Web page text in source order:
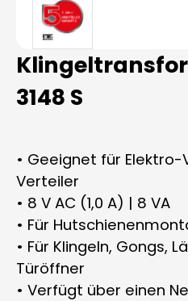
3148 S
• Geeignet für
Verteiler
• 8 V AC (1,0 A) | 8 VA
• Für
• Für Klingeln, Gongs,
Türöffner
• Verfügt über einen